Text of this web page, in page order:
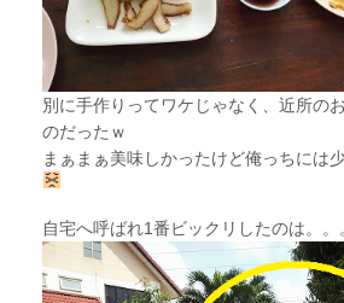
別に手作りってワケじゃなく、近所の
のだったｗ
まぁまぁ美味しかったけど俺っちには
自宅へ呼ばれ1番ビックリしたのは。。